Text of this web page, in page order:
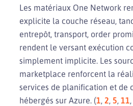
Les matériaux One Network
explicite la couche réseau,
entrepôt, transport, order
rendent le versant exécution
simplement implicite. Les
marketplace renforcent la
services de planification et de
hébergés sur Azure. (1, 2, 5, 11,